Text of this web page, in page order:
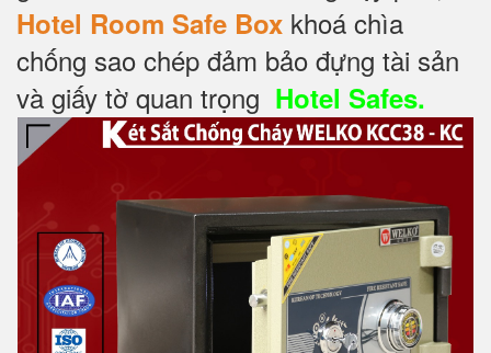
Hotel Room Safe Box khoá chìa
chống sao chép đảm bảo đựng tài sản
và giấy tờ quan trọng Hotel Safes.